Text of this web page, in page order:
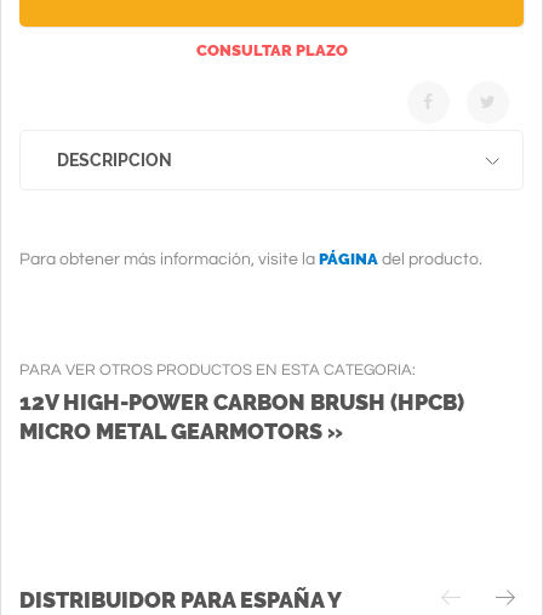
CONSULTAR PLAZO
DESCRIPCION
Para obtener más información, visite la PÁGINA del producto.
PARA VER OTROS PRODUCTOS EN ESTA CATEGORIA:
12V HIGH-POWER CARBON BRUSH (HPCB)
MICRO METAL GEARMOTORS »
DISTRIBUIDOR PARA ESPAÑA Y